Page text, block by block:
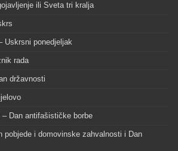
ili Sveta tri kralja
Uskrsni ponedjeljak
rada
državnosti
Dan antifašističke borbe
pobjede i domovinske zahvalnosti i Dan